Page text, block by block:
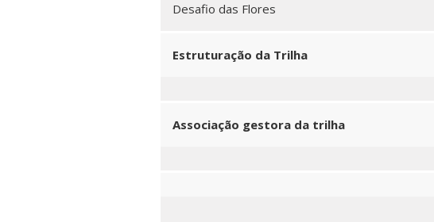
Desafio das Flores
Estruturação da Trilha
Associação gestora da trilha